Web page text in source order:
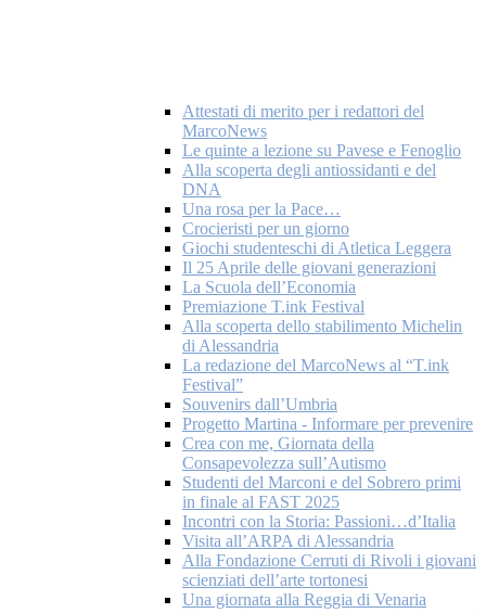
Attestati di merito per i redattori del
MarcoNews
Le quinte a lezione su Pavese e Fenoglio
Alla scoperta degli antiossidanti e del
DNA
Una rosa per la Pace…
Crocieristi per un giorno
Giochi studenteschi di Atletica Leggera
Il 25 Aprile delle giovani generazioni
La Scuola dell’Economia
Premiazione T.ink Festival
Alla scoperta dello stabilimento Michelin
di Alessandria
La redazione del MarcoNews al “T.ink
Festival”
Souvenirs dall’Umbria
Progetto Martina - Informare per prevenire
Crea con me, Giornata della
Consapevolezza sull’Autismo
Studenti del Marconi e del Sobrero primi
in finale al FAST 2025
Incontri con la Storia: Passioni…d’Italia
Visita all’ARPA di Alessandria
Alla Fondazione Cerruti di Rivoli i giovani
scienziati dell’arte tortonesi
Una giornata alla Reggia di Venaria